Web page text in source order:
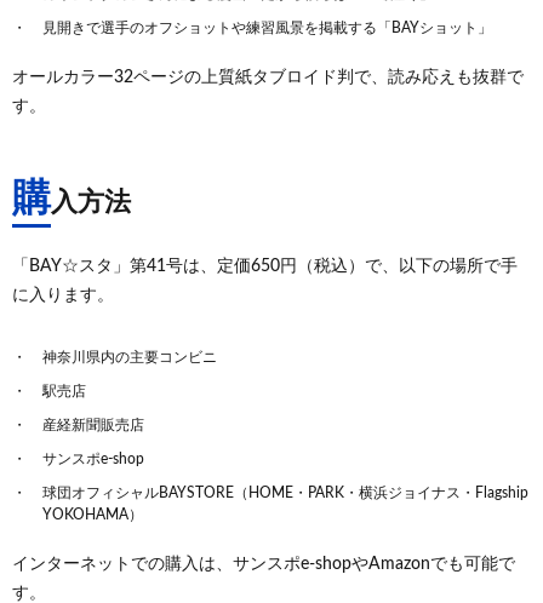
見開きで選手のオフショットや練習風景を掲載する「BAYショット」
オールカラー32ページの上質紙タブロイド判で、読み応えも抜群で
す。
購入方法
「BAY☆スタ」第41号は、定価650円（税込）で、以下の場所で手
に入ります。
神奈川県内の主要コンビニ
駅売店
産経新聞販売店
サンスポe-shop
球団オフィシャルBAYSTORE（HOME・PARK・横浜ジョイナス・Flagship
YOKOHAMA）
インターネットでの購入は、サンスポe-shopやAmazonでも可能で
す。